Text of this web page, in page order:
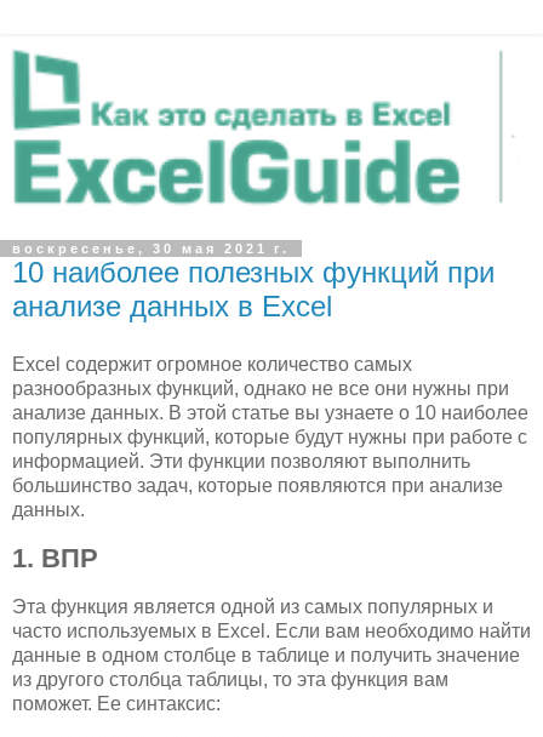
воскресенье, 30 мая 2021 г.
10 наиболее полезных функций при
анализе данных в Excel
Excel содержит огромное количество самых
разнообразных функций, однако не все они нужны при
анализе данных. В этой статье вы узнаете о 10 наиболее
популярных функций, которые будут нужны при работе с
информацией. Эти функции позволяют выполнить
большинство задач, которые появляются при анализе
данных.
1. ВПР
Эта функция является одной из самых популярных и
часто используемых в Excel. Если вам необходимо найти
данные в одном столбце в таблице и получить значение
из другого столбца таблицы, то эта функция вам
поможет. Ее синтаксис: